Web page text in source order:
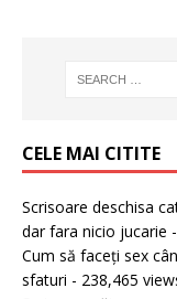
CELE MAI CITITE
Scrisoare deschisa
dar fara nicio jucarie
Cum să faceți sex
sfaturi - 238,465